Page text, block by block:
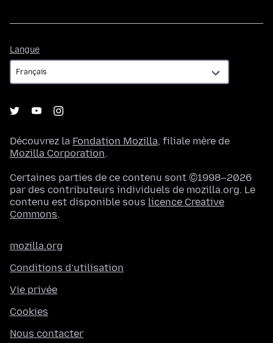
Langue
Découvrez la Fondation Mozilla, filiale mère de
Mozilla Corporation.
Certaines parties de ce contenu sont ©1998–2026
par des contributeurs individuels de mozilla.org. Le
contenu est disponible sous licence Creative
Commons.
mozilla.org
Conditions d’utilisation
Vie privée
Cookies
Nous contacter